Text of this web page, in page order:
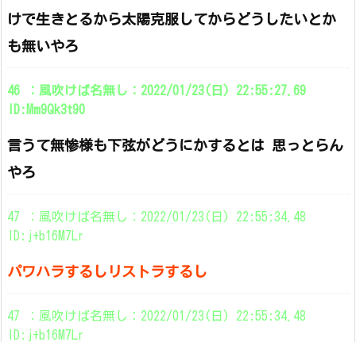
けで生きとるから太陽克服してからどうしたいとか
も無いやろ
46 ：風吹けば名無し：2022/01/23(日) 22:55:27.69
ID:Mm9Qk3t90
言うて無惨様も下弦がどうにかするとは 思っとらん
やろ
47 ：風吹けば名無し：2022/01/23(日) 22:55:34.48
ID:j+b16M7Lr
パワハラするしリストラするし
47 ：風吹けば名無し：2022/01/23(日) 22:55:34.48
ID:j+b16M7Lr